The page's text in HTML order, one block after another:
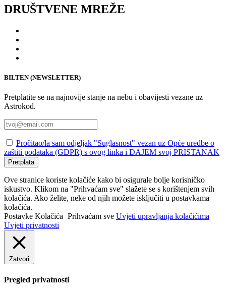
DRUŠTVENE MREŽE
BILTEN (NEWSLETTER)
Pretplatite se na najnovije stanje na nebu i obavijesti vezane uz
Astrokod.
Pročitao/la sam odjeljak "Suglasnost" vezan uz Opće uredbe o
zaštiti podataka (GDPR) s ovog linka i DAJEM svoj PRISTANAK
Pretplata
Ove stranice koriste kolačiće kako bi osigurale bolje korisničko
iskustvo. Klikom na "Prihvaćam sve" slažete se s korištenjem svih
kolačića. Ako želite, neke od njih možete isključiti u postavkama
kolačića.
Postavke Kolačića Prihvaćam sve Uvjeti upravljanja kolačićima
Uvjeti privatnosti
Zatvori
Pregled privatnosti